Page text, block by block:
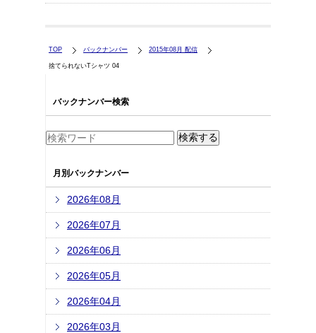
TOP バックナンバー 2015年08月 配信
捨てられないTシャツ 04
バックナンバー検索
月別バックナンバー
2026年08月
2026年07月
2026年06月
2026年05月
2026年04月
2026年03月